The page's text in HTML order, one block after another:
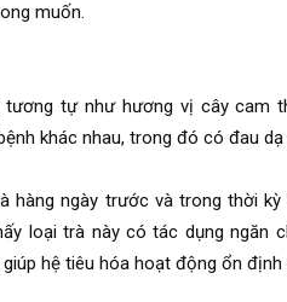
muốn.
tự như hương vị cây cam
khác nhau, trong đó có đau dạ
hàng ngày trước và trong thời
loại trà này có tác dụng ngăn
hệ tiêu hóa hoạt động ổn